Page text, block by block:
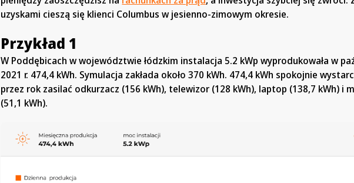
uzyskami cieszą się klienci Columbus w jesienno-zimowym okresie.
Przykład 1
W Poddębicach w województwie łódzkim instalacja 5.2 kWp wyprodukowała w
2021 r. 474,4 kWh. Symulacja zakłada około 370 kWh. 474,4 kWh spokojnie
przez rok zasilać odkurzacz (156 kWh), telewizor (128 kWh), laptop (138,7 kWh) i
(51,1 kWh).